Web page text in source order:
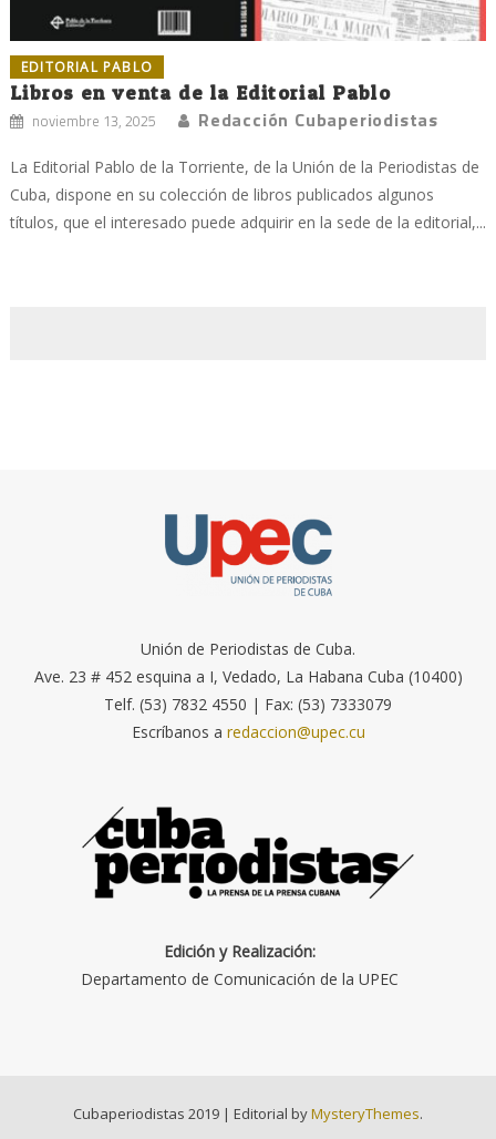
EDITORIAL PABLO
Libros en venta de la Editorial Pablo
noviembre 13, 2025 Redacción Cubaperiodistas
La Editorial Pablo de la Torriente, de la Unión de la Periodistas de
Cuba, dispone en su colección de libros publicados algunos
títulos, que el interesado puede adquirir en la sede de la editorial,...
Unión de Periodistas de Cuba.
Ave. 23 # 452 esquina a I, Vedado, La Habana Cuba (10400)
Telf. (53) 7832 4550 | Fax: (53) 7333079
Escríbanos a redaccion@upec.cu
Edición y Realización:
Departamento de Comunicación de la UPEC
Cubaperiodistas 2019 | Editorial byMysteryThemes.